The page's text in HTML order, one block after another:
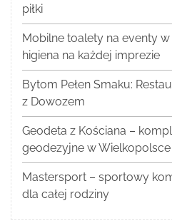
piłki
Mobilne toalety na eventy
higiena na każdej imprezie
Bytom Pełen Smaku:
z Dowozem
Geodeta z Kościana –
geodezyjne w Wielkopolsce
Mastersport – sportowy
dla całej rodziny